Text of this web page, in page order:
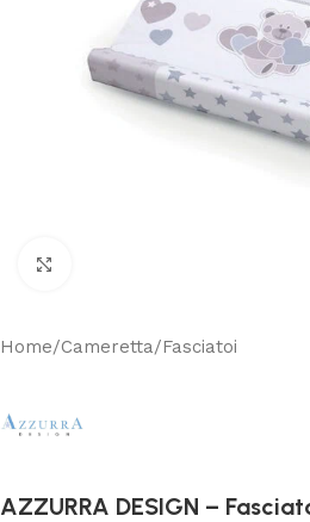
Home/Cameretta/Fasciatoi
AZZURRA DESIGN –